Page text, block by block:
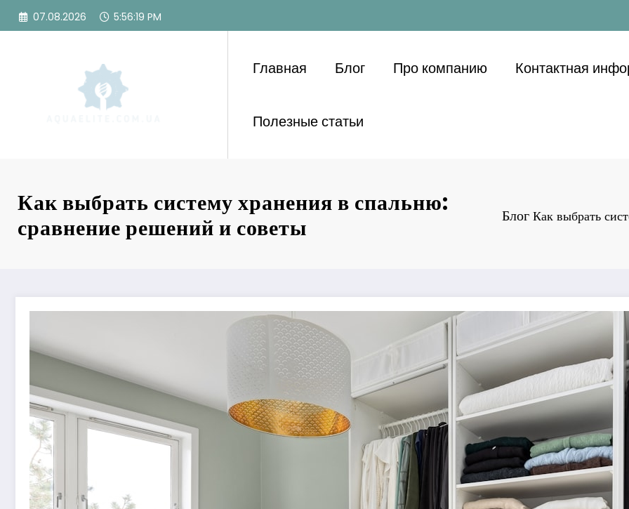
Перейти
07.08.2026 5:56:21 PM
Главная Блог Про компанию Контактная
Полезные статьи
Как выбрать систему хранения в спальню:
сравнение решений и советы
Блог Как выбрать